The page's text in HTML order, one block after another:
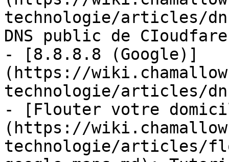
technologie/articles/
DNS public de
- [8.8.8.8 (Google)]
(https://
technologie/articles/
- [Flouter votre
(https://
technologie/articles/